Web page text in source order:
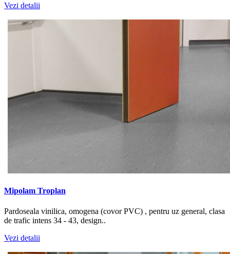
Vezi detalii
Mipolam Troplan
Pardoseala vinilica, omogena (covor PVC) , pentru uz general, clasa
de trafic intens 34 - 43, design..
Vezi detalii